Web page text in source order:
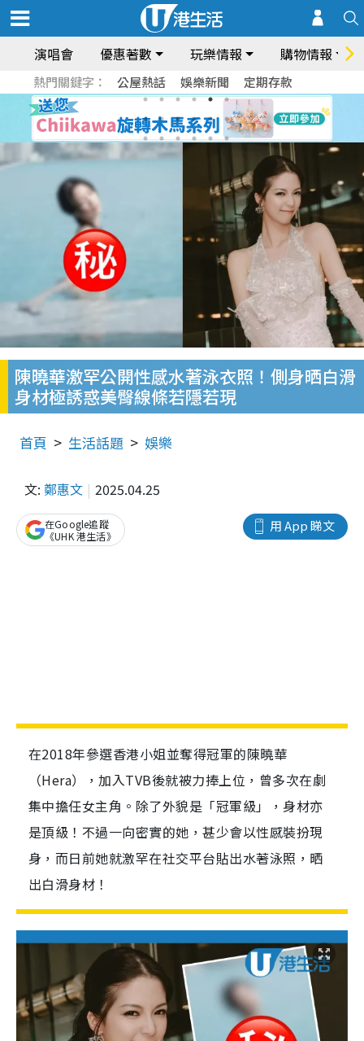
演唱會 優惠著數 玩樂情報 購物情報
熱門關鍵字： 公屋熱話 娛樂新聞 定期存款
陳曉華激罕公開性感水著泳衣照！側身晒白滑
身材極誘惑美臀線條若隱若現
首頁 生活話題 娛樂
文: 鄭惠文 2025.04.25
用 App 睇文
在Google追蹤
《UHK 港生活》
在2018年參選香港小姐並奪得冠軍的陳曉華
（Hera），加入TVB後就被力捧上位，曾多次在劇
集中擔任女主角。除了外貌是「冠軍級」，身材亦
是頂級！不過一向密實的她，甚少會以性感裝扮現
身，而日前她就激罕在社交平台貼出水著泳照，晒
出白滑身材！